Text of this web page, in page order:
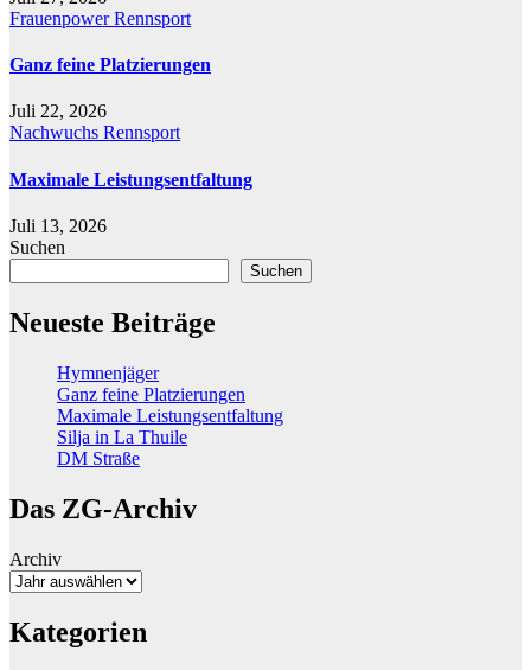
FrauenpowerRennsport
Ganz feine Platzierungen
Juli 22, 2026
Nachwuchs Rennsport
Maximale Leistungsentfaltung
Juli 13, 2026
Suchen
Suchen
Neueste Beiträge
Hymnenjäger
Ganz feine Platzierungen
Maximale Leistungsentfaltung
Silja in La Thuile
DM Straße
Das ZG-Archiv
Archiv
Kategorien